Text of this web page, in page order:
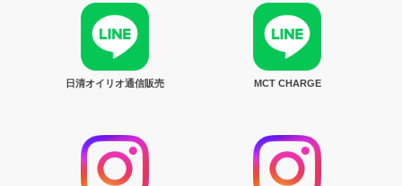
日清オイリオ通信販売 MCT CHARGE